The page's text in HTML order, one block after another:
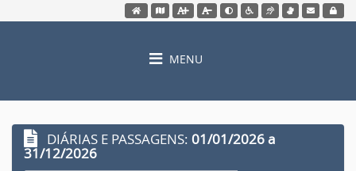
Acessar página inicial do site
Acessar o mapa do siteAção para aumentar tamanho da fonte do site
Ação para diminuir tamanho da fonte
Ação para aplicar auto
Acessar página sobre
Acessar página sobre
Acessar página
Acessar
MENU
DIÁRIAS E PASSAGENS: 01/01/2026 a
31/12/2026